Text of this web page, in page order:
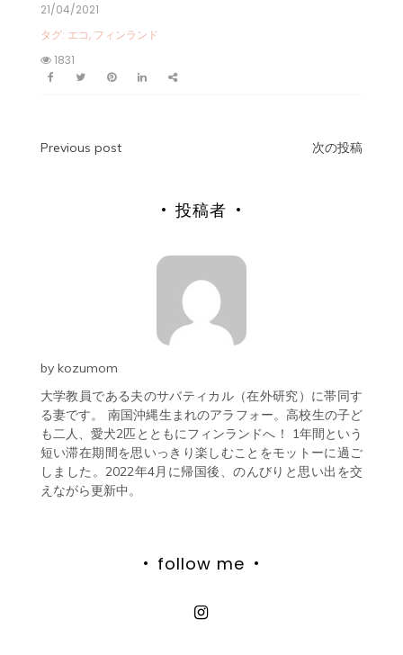
21/04/2021
タグ: エコ, フィンランド
1831
Previous post 次の投稿
投稿者
by kozumom
大学教員である夫のサバティカル（在外研究）に帯同す
る妻です。 南国沖縄生まれのアラフォー。高校生の子ど
も二人、愛犬2匹とともにフィンランドへ！ 1年間という
短い滞在期間を思いっきり楽しむことをモットーに過ご
しました。2022年4月に帰国後、のんびりと思い出を交
えながら更新中。
follow me